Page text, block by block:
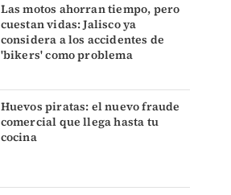
Las motos ahorran tiempo, pero
cuestan vidas: Jalisco ya
considera a los accidentes de
'bikers' como problema
Huevos piratas: el nuevo fraude
comercial que llega hasta tu
cocina